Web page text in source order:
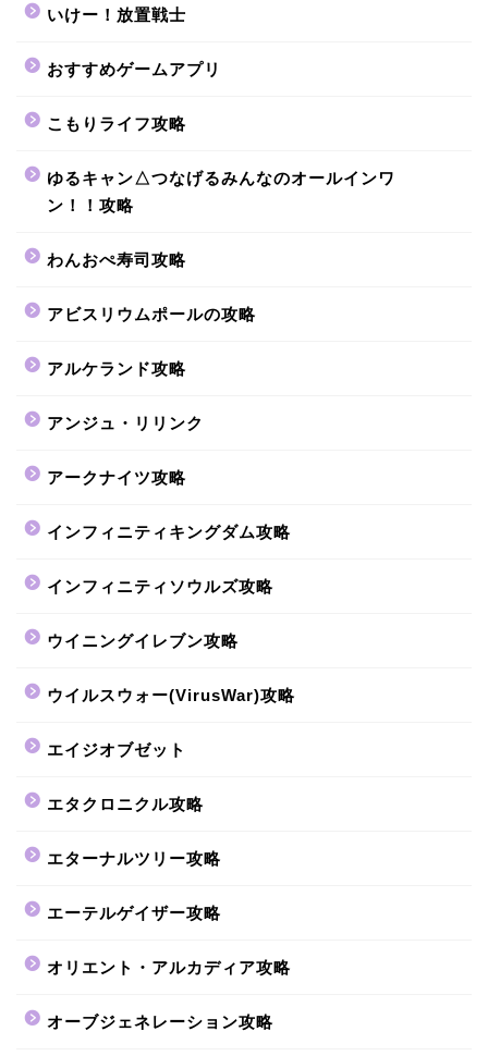
いけー！放置戦士
おすすめゲームアプリ
こもりライフ攻略
ゆるキャン△つなげるみんなのオールインワ
ン！！攻略
わんおぺ寿司攻略
アビスリウムポールの攻略
アルケランド攻略
アンジュ・リリンク
アークナイツ攻略
インフィニティキングダム攻略
インフィニティソウルズ攻略
ウイニングイレブン攻略
ウイルスウォー(VirusWar)攻略
エイジオブゼット
エタクロニクル攻略
エターナルツリー攻略
エーテルゲイザー攻略
オリエント・アルカディア攻略
オーブジェネレーション攻略